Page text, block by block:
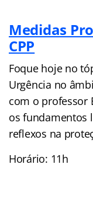
Medidas
CPP
Foque hoje no
Urgência no
com o professor
os fundamentos
reflexos na
Horário: 11h